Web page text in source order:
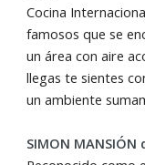
Cocina
famosos que se
un área con aire
llegas te sientes
un ambiente
SIMON MANSIÓN